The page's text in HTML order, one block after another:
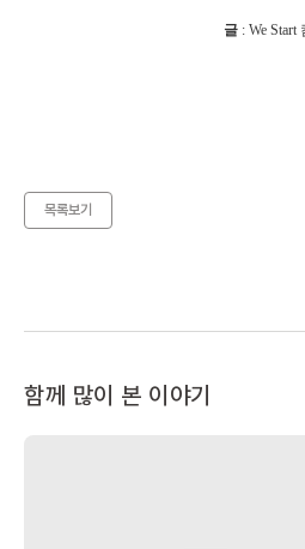
글 : We
목록보기
함께 많이 본 이야기